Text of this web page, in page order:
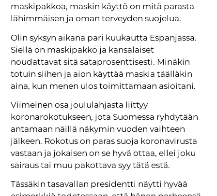
maskipakkoa, maskin käyttö on mitä parasta
lähimmäisen ja oman terveyden suojelua.
Olin syksyn aikana pari kuukautta Espanjassa.
Siellä on maskipakko ja kansalaiset
noudattavat sitä sataprosenttisesti. Minäkin
totuin siihen ja aion käyttää maskia täälläkin
aina, kun menen ulos toimittamaan asioitani.
Viimeinen osa joululahjasta liittyy
koronarokotukseen, jota Suomessa ryhdytään
antamaan näillä näkymin vuoden vaihteen
jälkeen. Rokotus on paras suoja koronavirusta
vastaan ja jokaisen on se hyvä ottaa, ellei joku
sairaus tai muu pakottava syy tätä estä.
Tässäkin tasavallan presidentti näytti hyvää